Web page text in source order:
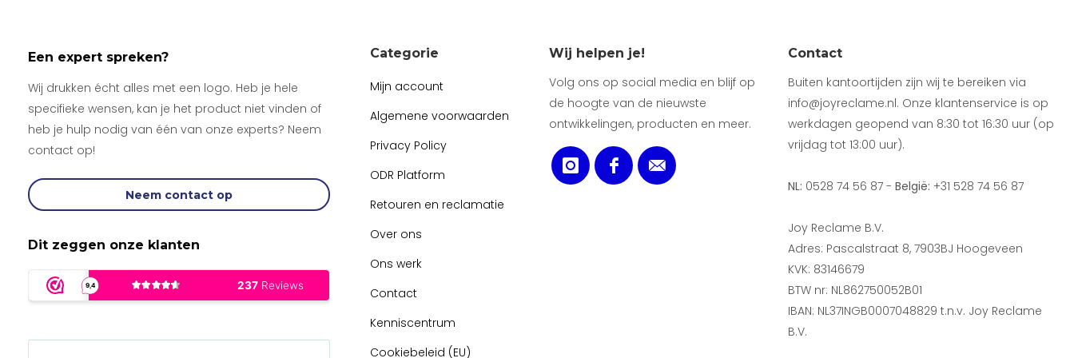
Een expert spreken?
Wij drukken écht alles met een logo. Heb je hele
specifieke wensen, kan je het product niet vinden of
heb je hulp nodig van één van onze experts? Neem
contact op!
Neem contact op
Dit zeggen onze klanten
Categorie
Mijn account
Algemene voorwaarden
Privacy Policy
ODR Platform
Retouren en reclamatie
Over ons
Ons werk
Contact
Kenniscentrum
Cookiebeleid (EU)
Wij helpen je!
Volg ons op social media en blijf op
de hoogte van de nieuwste
ontwikkelingen, producten en meer.
Contact
Buiten kantoortijden zijn wij te bereiken via
info@joyreclame.nl. Onze klantenservice is op
werkdagen geopend van 8:30 tot 16:30 uur (op
vrijdag tot 13:00 uur).
NL: 0528 74 56 87 - België: +31 528 74 56 87
Joy Reclame B.V.
Adres: Pascalstraat 8, 7903BJ Hoogeveen
KVK: 83146679
BTW nr: NL862750052B01
IBAN: NL37INGB0007048829 t.n.v. Joy Reclame
B.V.